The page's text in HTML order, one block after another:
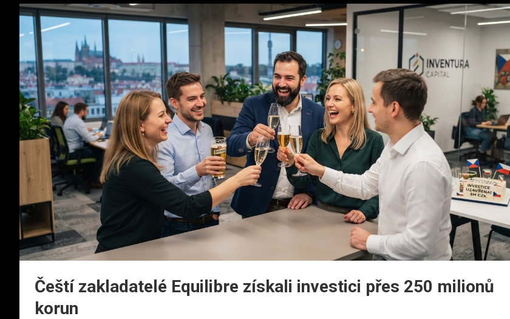
Čeští zakladatelé Equilibre získali investici přes 250 milionů
korun